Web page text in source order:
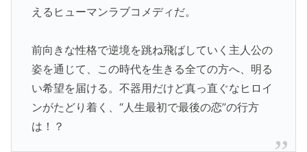
えるヒューマンラブコメディだ。
前向きな性格で逆境を跳ね飛ばしていく主人公の
姿を通じて、この時代を生きる全ての方へ、明る
い希望を届ける。不器用だけど真っ直ぐなヒロイ
ンがたどり着く、“人生最初で最後の恋”の行方
は！？